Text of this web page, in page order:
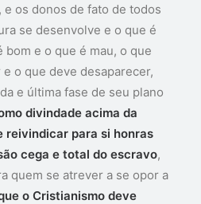
os donos de fato de todos
se desenvolve e o que é
e o que é mau, o que
o que deve desaparecer,
e última fase de seu plano
divindade acima da
reivindicar para si honras
cega e total do escravo,
quem se atrever a se opor a
o Cristianismo deve